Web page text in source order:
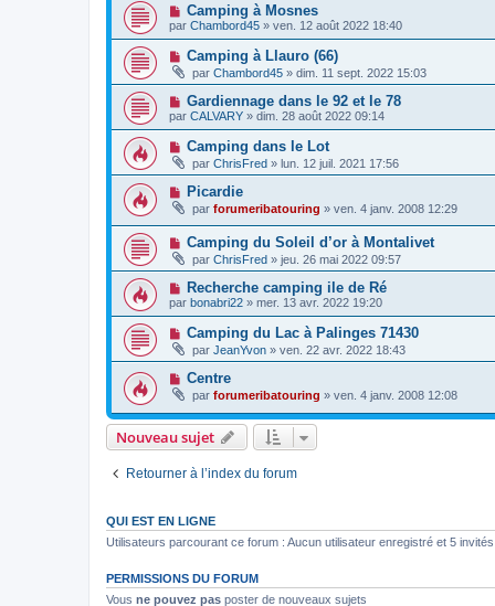
Camping à Mosnes
par Chambord45 » ven. 12 août 2022 18:40
Camping à Llauro (66)
par Chambord45 » dim. 11 sept. 2022 15:03
Gardiennage dans le 92 et le 78
par CALVARY » dim. 28 août 2022 09:14
Camping dans le Lot
par ChrisFred » lun. 12 juil. 2021 17:56
Picardie
par forumeribatouring » ven. 4 janv. 2008 12:29
Camping du Soleil d’or à Montalivet
par ChrisFred » jeu. 26 mai 2022 09:57
Recherche camping ile de Ré
par bonabri22 » mer. 13 avr. 2022 19:20
Camping du Lac à Palinges 71430
par JeanYvon » ven. 22 avr. 2022 18:43
Centre
par forumeribatouring » ven. 4 janv. 2008 12:08
Nouveau sujet
Retourner à l’index du forum
QUI EST EN LIGNE
Utilisateurs parcourant ce forum : Aucun utilisateur enregistré et 5 invités
PERMISSIONS DU FORUM
Vous ne pouvez pas poster de nouveaux sujets